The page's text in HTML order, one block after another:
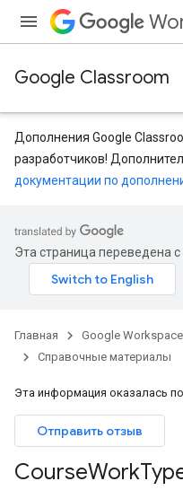
Google Classroom
Дополнения Google
разработчиков!
документации по
Эта страница переведена
Главная Google Workspace
Справочные материалы
Эта информация оказалась
Отправить отзыв
CourseWork